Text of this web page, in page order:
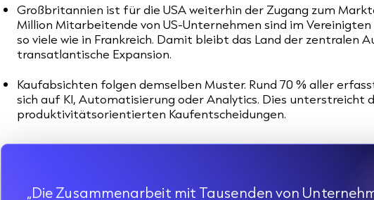
Großbritannien ist für die USA weiterhin der Zugang zum
Million Mitarbeitende von US-Unternehmen sind im
so viele wie in Frankreich. Damit bleibt das Land der zentralen
transatlantische Expansion.
Kaufabsichten folgen demselben Muster. Rund 70 % aller
sich auf KI, Automatisierung oder Analytics. Dies unterstreicht
produktivitätsorientierten Kaufentscheidungen.
„Die Zusammenarbeit mit Tausenden von